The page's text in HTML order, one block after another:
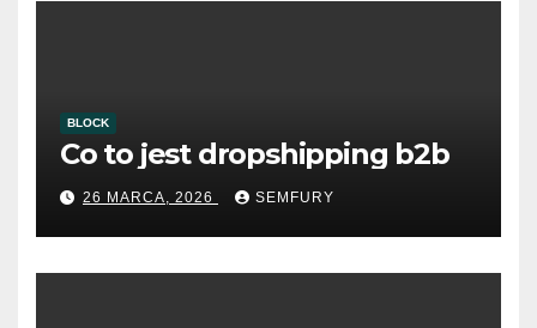
BLOCK
Co to jest dropshipping b2b
26 MARCA, 2026 SEMFURY